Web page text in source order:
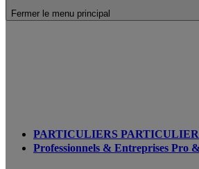
Fermer le menu principal
PARTICULIERS
Professionnels & Entreprises Pro